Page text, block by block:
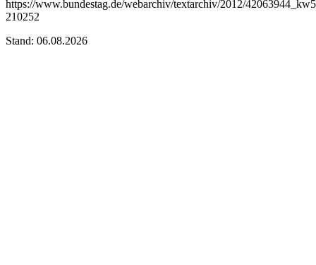
https://www.bundestag.de/webarchiv/textarchiv/2012/
210252
Stand: 06.08.2026